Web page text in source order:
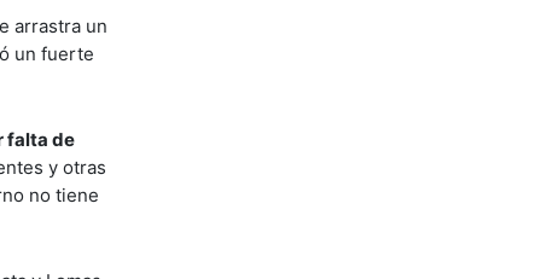
arrastra un
un fuerte
falta de
y otras
no tiene